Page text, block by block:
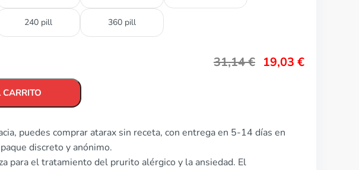
240 pill 360 pill
31,14€ 19,03 €
puedes comprar atarax sin receta, con entrega en 5-14 días en
discreto y anónimo.
para el tratamiento del prurito alérgico y la ansiedad. El